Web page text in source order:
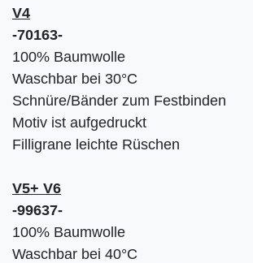
V4
-70163-
100% Baumwolle
Waschbar bei 30°C
Schnüre/Bänder zum Festbinden
Motiv ist aufgedruckt
Filligrane leichte Rüschen
V5+ V6
-99637-
100% Baumwolle
Waschbar bei 40°C